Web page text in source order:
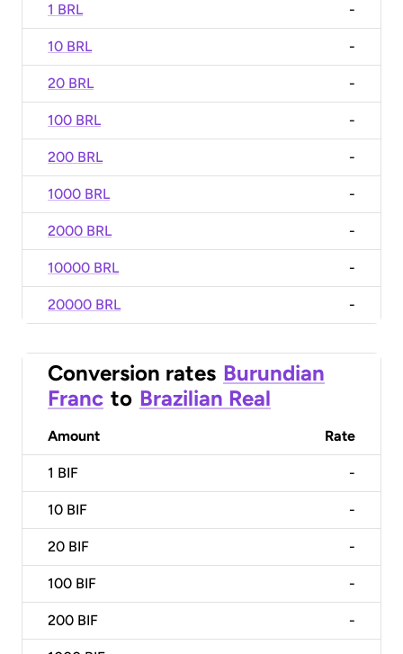
1 BRL -
10 BRL -
20 BRL -
100 BRL -
200 BRL -
1000 BRL -
2000 BRL -
10000 BRL -
20000 BRL -
Conversion rates Burundian
Franc to Brazilian Real
Amount Rate
1 BIF -
10 BIF -
20 BIF -
100 BIF -
200 BIF -